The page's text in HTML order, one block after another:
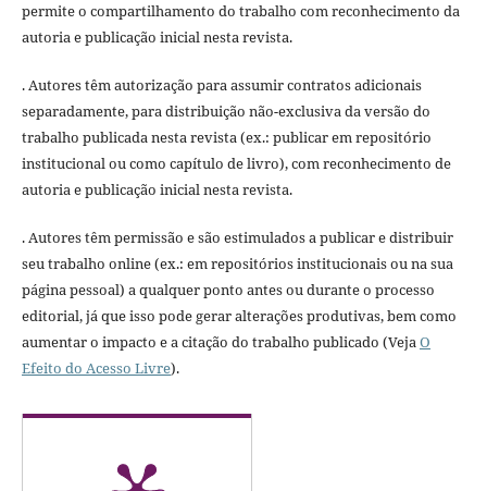
permite o compartilhamento do trabalho com reconhecimento da
autoria e publicação inicial nesta revista.
. Autores têm autorização para assumir contratos adicionais
separadamente, para distribuição não-exclusiva da versão do
trabalho publicada nesta revista (ex.: publicar em repositório
institucional ou como capítulo de livro), com reconhecimento de
autoria e publicação inicial nesta revista.
. Autores têm permissão e são estimulados a publicar e distribuir
seu trabalho online (ex.: em repositórios institucionais ou na sua
página pessoal) a qualquer ponto antes ou durante o processo
editorial, já que isso pode gerar alterações produtivas, bem como
aumentar o impacto e a citação do trabalho publicado (VejaO
Efeito do Acesso Livre).